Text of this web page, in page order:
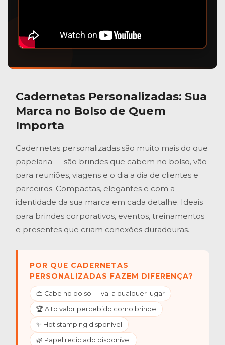
Cadernetas Personalizadas: Sua
Marca no Bolso de Quem
Importa
Cadernetas personalizadas são muito mais do que
papelaria — são brindes que cabem no bolso, vão
para reuniões, viagens e o dia a dia de clientes e
parceiros. Compactas, elegantes e com a
identidade da sua marca em cada detalhe. Ideais
para brindes corporativos, eventos, treinamentos
e presentes que criam conexões duradouras.
POR QUE CADERNETAS
PERSONALIZADAS FAZEM DIFERENÇA?
👜 Cabe no bolso — vai a qualquer lugar
🏆 Alto valor percebido como brinde
✨ Hot stamping disponível
🌿 Papel reciclado disponível